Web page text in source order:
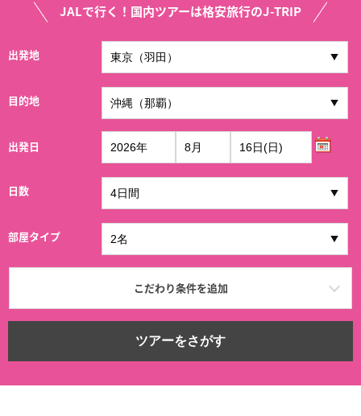
JALで行く！国内ツアーは格安旅行のJ-TRIP
出発地
目的地
出発日
日数
部屋タイプ
こだわり条件を追加
ツアーをさがす